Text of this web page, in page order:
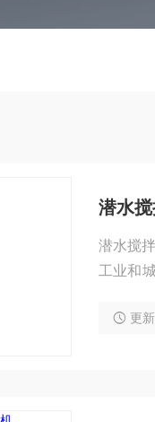
潜水
潜水搅拌机
工业和
更